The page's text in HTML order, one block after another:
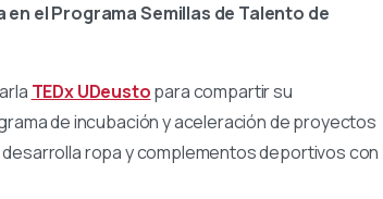
el Programa Semillas de Talento de
TEDx UDeustopara compartir su
de incubación y aceleración de proyectos
ropa y complementos deportivos con